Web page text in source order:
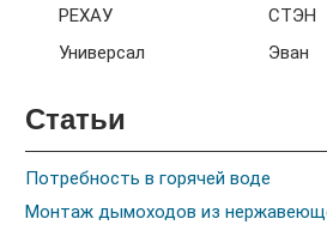
РЕХАУ
СТЭН
Универсал
Эван
Статьи
Потребность в горячей воде
Монтаж дымоходов из